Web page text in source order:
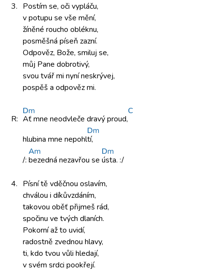
3. Postím se, oči vypláču,
v potupu se vše mění,
žíněné roucho obléknu,
posměšná píseň zazní.
Odpověz, Bože, smiluj se,
můj Pane dobrotivý,
svou tvářmi nyníneskrývej,
pospěš a odpověz mi.
R:
Dm
Ať mne neodvleče dravýproud,
C
hlubina mne nepohl
Dm
tí,
/:
Am
bezedná nezavřou se
Dm
ústa. :/
4. Písní tě vděčnou oslavím,
chválou i díkůvzdáním,
takovou oběťpřijmeš rád,
spočinu ve tvých dlaních.
Pokorní ažto uvidí,
radostně zvednou hlavy,
ti, kdo tvou vůli hledají,
v svém srdci pookřejí.